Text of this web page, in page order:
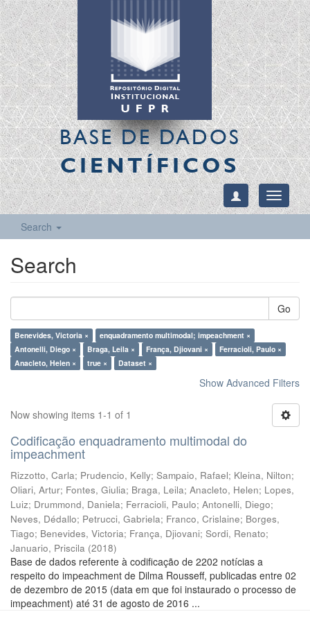
BASE DE DADOS
CIENTÍFICOS
Toggle
Search
Search
Go
Benevides, Victoria ×
enquadramento multimodal; impeachment ×
Antonelli, Diego ×
Braga, Leila × França, Djiovani ×
Ferracioli, Paulo ×
Anacleto, Helen ×
true × Dataset ×
Show Advanced Filters
Now showing items 1-1 of 1
Codificação enquadramento multimodal do
impeachment
Rizzotto, Carla; Prudencio, Kelly; Sampaio, Rafael; Kleina, Nilton;
Oliari, Artur; Fontes, Giulia; Braga, Leila; Anacleto, Helen; Lopes,
Luiz; Drummond, Daniela; Ferracioli, Paulo; Antonelli, Diego;
Neves, Dédallo; Petrucci, Gabriela; Franco, Crislaine; Borges,
Tiago; Benevides, Victoria; França, Djiovani; Sordi, Renato;
Januario, Priscila (2018)
Base de dados referente à codificação de 2202 notícias a
respeito do impeachment de Dilma Rousseff, publicadas entre 02
de dezembro de 2015 (data em que foi instaurado o processo de
impeachment) até 31 de agosto de 2016 ...